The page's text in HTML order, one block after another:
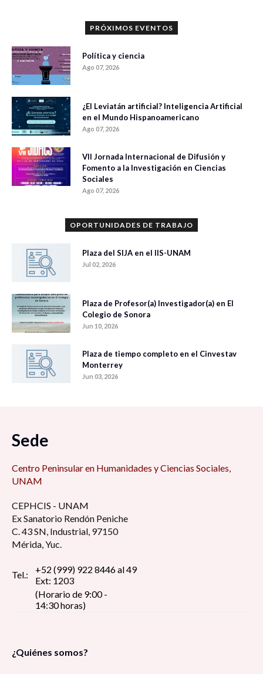
PRÓXIMOS EVENTOS
Política y ciencia
Ago 07, 2026
¿El Leviatán artificial? Inteligencia Artificial
en el Mundo Hispanoamericano
Ago 07, 2026
VII Jornada Internacional de Difusión y
Fomento a la Investigación en Ciencias
Sociales
Ago 07, 2026
OPORTUNIDADES DE TRABAJO
Plaza del SIJA en el IIS-UNAM
Jul 02, 2026
Plaza de Profesor(a) Investigador(a) en El
Colegio de Sonora
Jun 10, 2026
Plaza de tiempo completo en el Cinvestav
Monterrey
Jun 03, 2026
Sede
Centro Peninsular en Humanidades y Ciencias Sociales,
UNAM
CEPHCIS - UNAM
Ex Sanatorio Rendón Peniche
C. 43 SN, Industrial, 97150
Mérida, Yuc.
Tel.:
+52 (999) 922 8446 al 49
Ext: 1203
(Horario de 9:00 -
14:30 horas)
¿Quiénes somos?